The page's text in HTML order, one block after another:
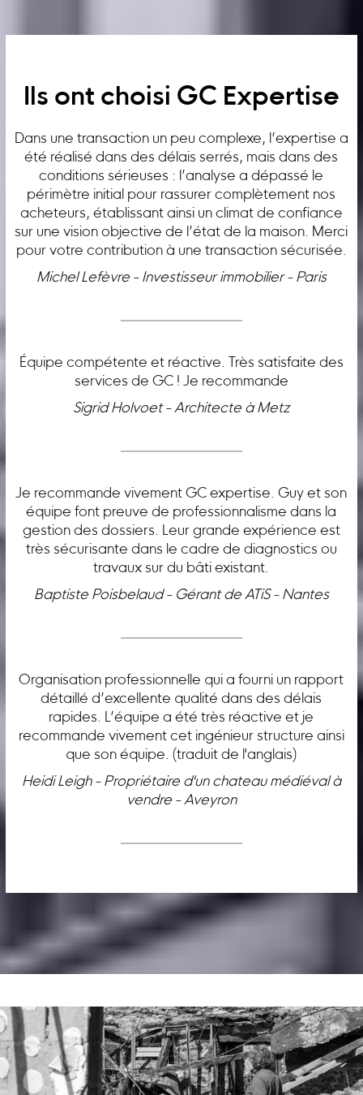
Ils ont choisi GC Expertise
Dans une transaction un peu complexe, l’expertise a
été réalisé dans des délais serrés, mais dans des
conditions sérieuses : l’analyse a dépassé le
périmètre initial pour rassurer complètement nos
acheteurs, établissant ainsi un climat de confiance
sur une vision objective de l’état de la maison. Merci
pour votre contribution à une transaction sécurisée.
Michel Lefèvre - Investisseur immobilier - Paris
Équipe compétente et réactive. Très satisfaite des
services de GC ! Je recommande
Sigrid Holvoet - Architecte à Metz
Je recommande vivement GC expertise. Guy et son
équipe font preuve de professionnalisme dans la
gestion des dossiers. Leur grande expérience est
très sécurisante dans le cadre de diagnostics ou
travaux sur du bâti existant.
Baptiste Poisbelaud - Gérant de ATiS - Nantes
Organisation professionnelle qui a fourni un rapport
détaillé d’excellente qualité dans des délais
rapides. L’équipe a été très réactive et je
recommande vivement cet ingénieur structure ainsi
que son équipe. (traduit de l'anglais)
Heidi Leigh - Propriétaire d'un chateau médiéval à
vendre - Aveyron